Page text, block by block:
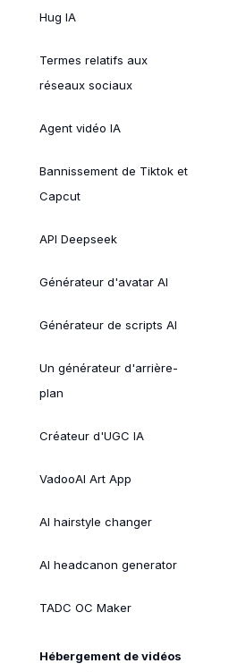
Hug IA
Termes relatifs aux
réseaux sociaux
Agent vidéo IA
Bannissement de Tiktok et
Capcut
API Deepseek
Générateur d'avatar AI
Générateur de scripts AI
Un générateur d'arrière-
plan
Créateur d'UGC IA
VadooAI Art App
AI hairstyle changer
AI headcanon generator
TADC OC Maker
Hébergement de vidéos